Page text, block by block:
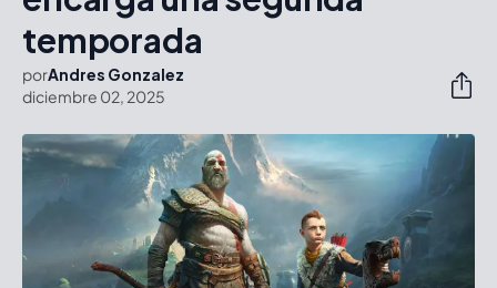
temporada
porAndres Gonzalez
diciembre 02, 2025